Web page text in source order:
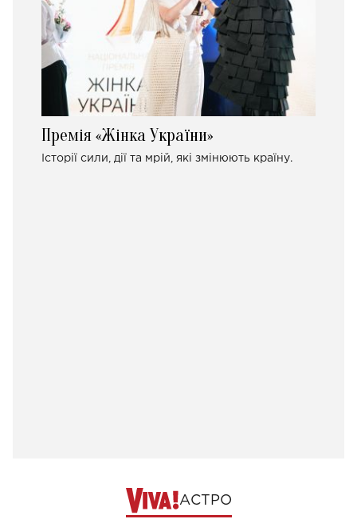
Премія «Жінка України»
Історії сили, дії та мрій, які змінюють країну.
АСТРО